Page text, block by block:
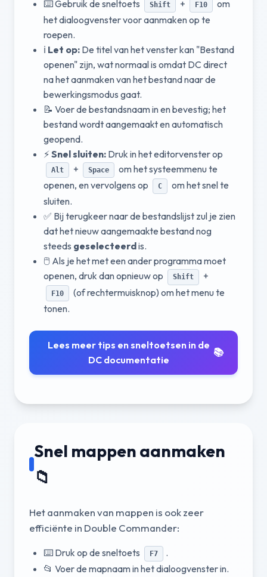
⌨️ Gebruik de sneltoets Shift + F10
om
het dialoogvenster voor aanmaken op te
roepen.
ℹ️ Let op: De titel van het venster kan "Bestand
openen" zijn, wat normaal is omdat DC direct
na het aanmaken van het bestand naar de
bewerkingsmodus gaat.
📝 Voer de bestandsnaam in en bevestig; het
bestand wordt aangemaakt en automatisch
geopend.
⚡Snel sluiten: Druk in het editorvenster op
Alt + Space
om het systeemmenu te
openen, en vervolgens op
C
om het snel te
sluiten.
✅ Bij terugkeer naar de bestandslijst zul je zien
dat het nieuw aangemaakte bestand nog
steeds geselecteerdis.
🖱️ Als je het met een ander programma moet
openen, druk dan opnieuw op
Shift +
F10
(of rechtermuisknop) om het menu te
tonen.
Lees meer tips en sneltoetsen in de
DC documentatie
📚
Snel mappen aanmaken
📁
Het aanmaken van mappen is ook zeer
efficiënte in Double Commander:
⌨️ Druk op de sneltoets F7
.
📂 Voer de mapnaam in het dialoogvenster in.